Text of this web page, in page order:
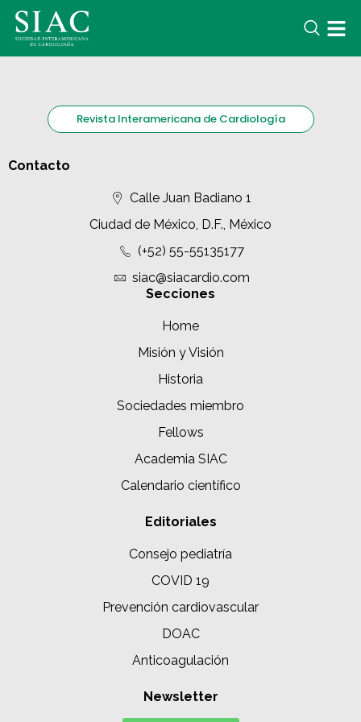
Revista Interamericana de Cardiología
Contacto
Calle Juan Badiano 1
Ciudad de México, D.F., México
(+52) 55-55135177
siac@siacardio.com
Secciones
Home
Misión y Visión
Historia
Sociedades miembro
Fellows
Academia SIAC
Calendario científico
Editoriales
Consejo pediatría
COVID 19
Prevención cardiovascular
DOAC
Anticoagulación
Newsletter